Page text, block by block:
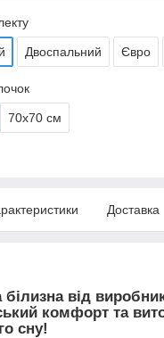
Двоспальний Євро
70х70 см
Доставка
білизна від
комфорт та
сну!